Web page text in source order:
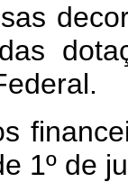
1º de